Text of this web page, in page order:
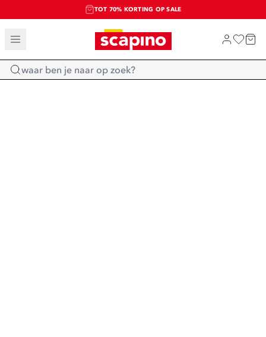
TOT 70% KORTING OP SALE
SALE: LAATSTE KANS!
SHOP NIEUW
Home